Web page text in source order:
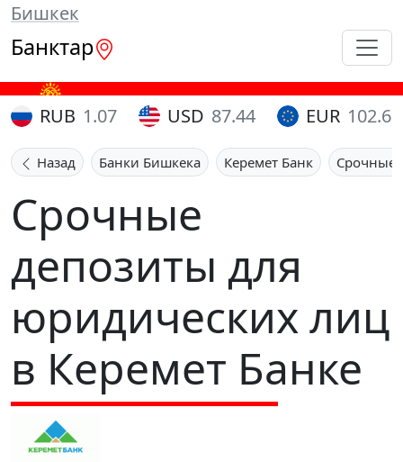
Бишкек
Банктар
RUB 1.07 USD 87.44 EUR 102.65
Назад Банки Бишкека Керемет Банк Срочные
Срочные
депозиты для
юридических лиц
в Керемет Банке